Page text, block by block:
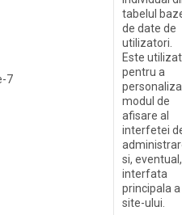
7
tabelul
de date de
utilizatori.
Este utilizat
pentru a
personaliza
modul de
afisare al
interfetei
si, eventual,
interfata
principala a
site-ului.